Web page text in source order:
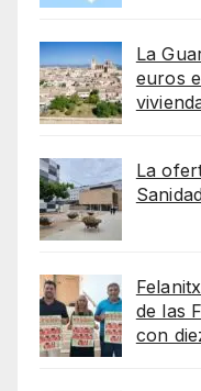
La
euros
La
de las
con